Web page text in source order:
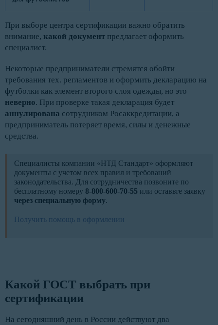
При выборе центра сертификации важно обратить
внимание, какой документ предлагает оформить
специалист.
Некоторые предприниматели стремятся обойти
требования тех. регламентов и оформить декларацию на
футболки как элемент второго слоя одежды, но это
неверно. При проверке такая декларация будет
аннулирована сотрудником Росаккредитации, а
предприниматель потеряет время, силы и денежные
средства.
Специалисты компании «НТД Стандарт» оформляют
документы с учетом всех правил и требований
законодательства. Для сотрудничества позвоните по
бесплатному номеру 8-800-600-70-55 или оставьте заявку
через специальную форму.
Получить помощь в оформлении
Какой ГОСТ выбрать при
сертификации
На сегодняшний день в России действуют два